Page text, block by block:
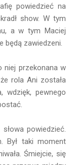
powiedzieć na
show. W tym
a w tym Maciej
będą zawiedzeni.
niej przekonana w
rola Ani została
wdzięk, pewnego
powiedzieć.
Był taki moment
Śmiejcie, się